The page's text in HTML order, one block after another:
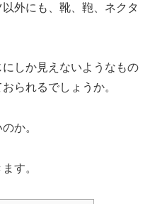
外にも、靴、鞄、ネクタ
しか見えないようなもの
られるでしょうか。
か。
す。